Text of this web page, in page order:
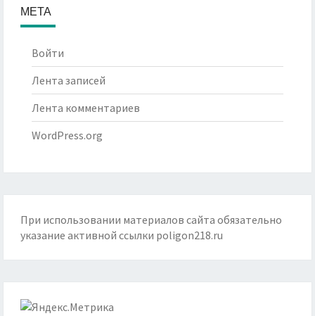
МЕТА
Войти
Лента записей
Лента комментариев
WordPress.org
При использовании материалов сайта обязательно
указание активной ссылки poligon218.ru